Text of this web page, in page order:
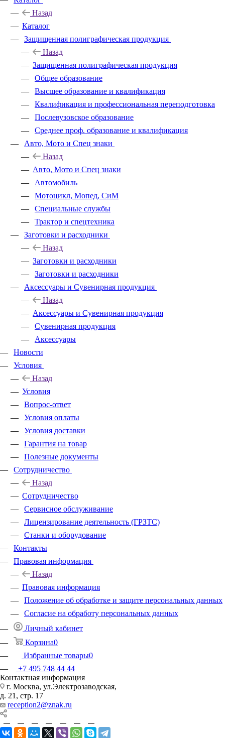
Назад
Каталог
Защищенная полиграфическая продукция
Назад
Защищенная полиграфическая продукция
Общее образование
Высшее образование и квалификация
Квалификация и профессиональная переподготовка
Послевузовское образование
Среднее проф. образование и квалификация
Авто, Мото и Спец знаки
Назад
Авто, Мото и Спец знаки
Автомобиль
Мотоцикл, Мопед, СиМ
Специальные службы
Трактор и спецтехника
Заготовки и расходники
Назад
Заготовки и расходники
Заготовки и расходники
Аксессуары и Сувенирная продукция
Назад
Аксессуары и Сувенирная продукция
Сувенирная продукция
Аксессуары
Новости
Условия
Назад
Условия
Вопрос-ответ
Условия оплаты
Условия доставки
Гарантия на товар
Полезные документы
Сотрудничество
Назад
Сотрудничество
Сервисное обслуживание
Лицензирование деятельность (ГРЗТС)
Станки и оборудование
Контакты
Правовая информация
Назад
Правовая информация
Положение об обработке и защите персональных данных
Согласие на обработу персональных данных
Личный кабинет
Корзина0
Избранные товары0
+7 495 748 44 44
Контактная информация
г. Москва, ул.Электрозаводская,
д. 21, стр. 17
reception2@znak.ru